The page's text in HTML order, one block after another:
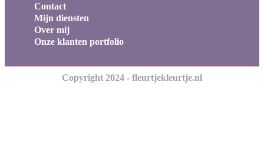
Contact
Mijn diensten
Over mij
Onze klanten portfolio
Copyright 2024 - fleurtjekleurtje.nl